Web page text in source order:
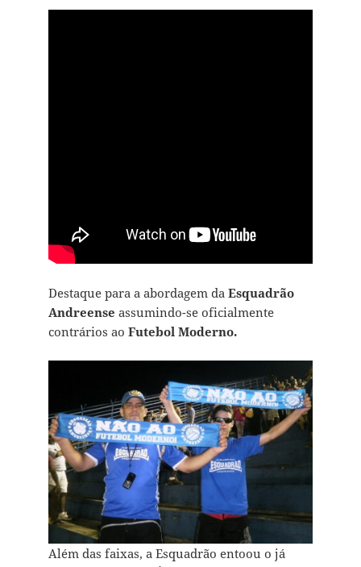
Destaque para a abordagem da Esquadrão
Andreense assumindo-se oficialmente
contrários ao Futebol Moderno.
Além das faixas, a Esquadrão entoou o já